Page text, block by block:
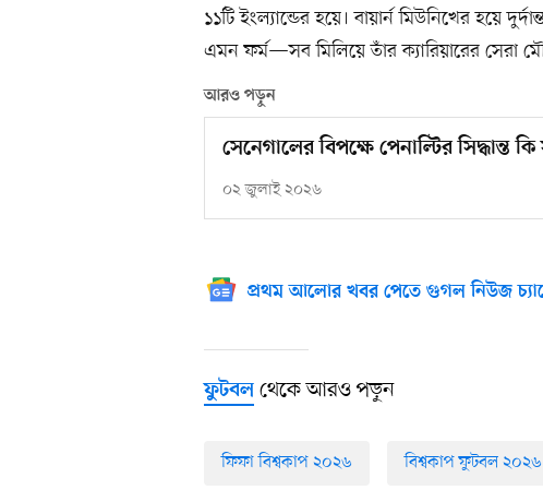
১১টি ইংল্যান্ডের হয়ে। বায়ার্ন মিউনিখের হয়ে
এমন ফর্ম—সব মিলিয়ে তাঁর ক্যারিয়ারের সেরা
আরও পড়ুন
সেনেগালের বিপক্ষে পেনাল্টির সিদ্ধান্ত
০২ জুলাই ২০২৬
প্রথম আলোর খবর পেতে গুগল নিউজ
ফুটবল থেকে আরও পড়ুন
ফিফা বিশ্বকাপ ২০২৬ বিশ্বকাপ ফুটবল ২০২৬